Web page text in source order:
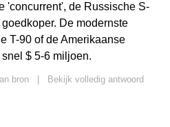
'concurrent', de Russische S-
De modernste
T-90 of de Amerikaanse
$ 5-6 miljoen.
bron
Bekijk volledig antwoord